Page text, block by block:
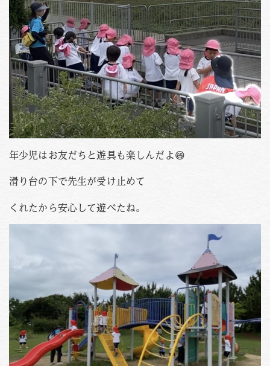
年少児はお友だちと遊具も楽しんだよ😄
滑り台の下で先生が受け止めて
くれたから安心して遊べたね。